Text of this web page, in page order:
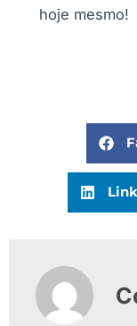
hoje mesmo!